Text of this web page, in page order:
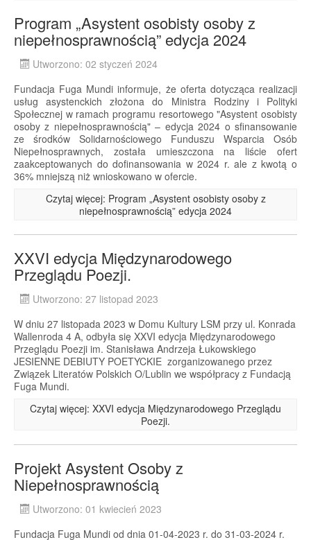
Program „Asystent osobisty osoby z
niepełnosprawnością” edycja 2024
Utworzono: 02 styczeń 2024
Fundacja Fuga Mundi informuje, że oferta dotycząca realizacji
usług asystenckich złożona do Ministra Rodziny i Polityki
Społecznej w ramach programu resortowego "Asystent osobisty
osoby z niepełnosprawnością" – edycja 2024 o sfinansowanie
ze środków Solidarnościowego Funduszu Wsparcia Osób
Niepełnosprawnych, została umieszczona na liście ofert
zaakceptowanych do dofinansowania w 2024 r. ale z kwotą o
36% mniejszą niż wnioskowano w ofercie.
Czytaj więcej: Program „Asystent osobisty osoby z
niepełnosprawnością” edycja 2024
XXVI edycja Międzynarodowego
Przeglądu Poezji.
Utworzono: 27 listopad 2023
W dniu 27 listopada 2023 w Domu Kultury LSM przy ul. Konrada
Wallenroda 4 A, odbyła się XXVI edycja Międzynarodowego
Przeglądu Poezji im. Stanisława Andrzeja Łukowskiego
JESIENNE DEBIUTY POETYCKIE zorganizowanego przez
Związek Literatów Polskich O/Lublin we współpracy z Fundacją
Fuga Mundi.
Czytaj więcej: XXVI edycja Międzynarodowego Przeglądu
Poezji.
Projekt Asystent Osoby z
Niepełnosprawnością
Utworzono: 01 kwiecień 2023
Fundacja Fuga Mundi od dnia 01-04-2023 r. do 31-03-2024 r.